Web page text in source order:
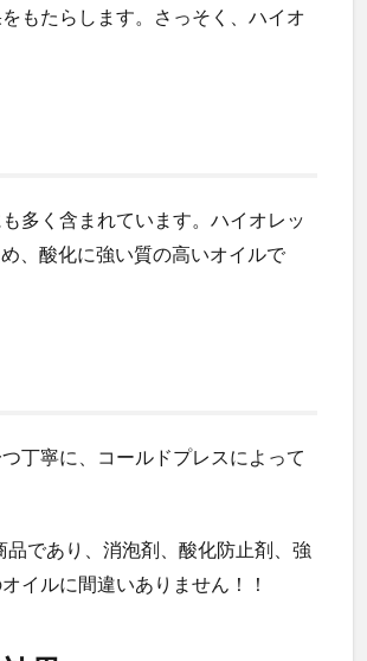
もたらします。さっそく、ハイオ
多く含まれています。ハイオレッ
、酸化に強い質の高いオイルで
丁寧に、コールドプレスによって
であり、消泡剤、酸化防止剤、強
イルに間違いありません！！